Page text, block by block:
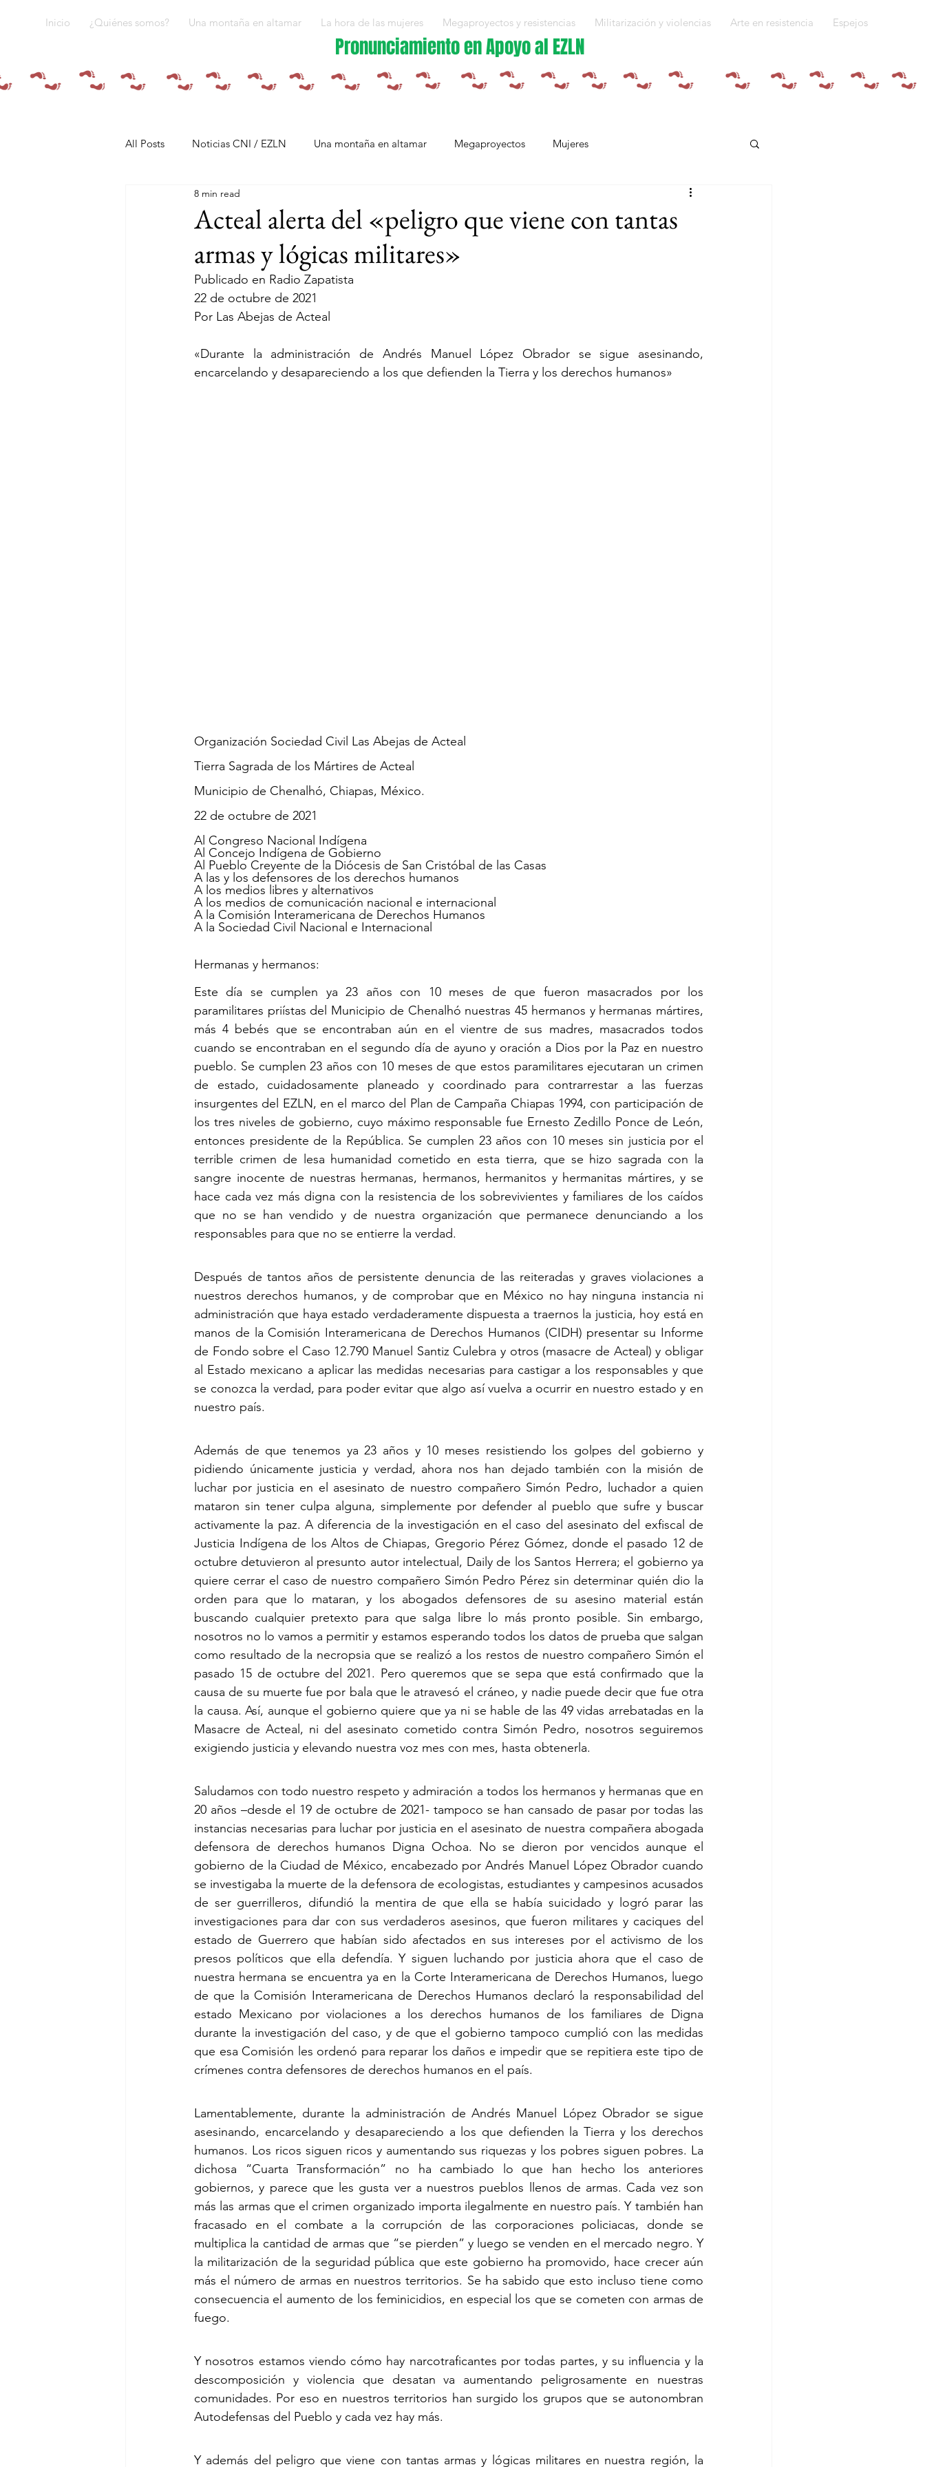
Inicio ¿Quiénes somos? Una montaña en altamar La hora de las mujeres Megaproyectos y resistencias Militarización y violencias Arte en resistencia Espejos
Pronunciamiento en Apoyo al EZLN
All Posts Noticias CNI / EZLN Una montaña en altamar Megaproyectos Mujeres
Pandemia y pueblos indígenas Quiénes somos
Resistencias Tren Maya Plan Integral Morelos Capítulo Europa
Acteal alerta del «peligro que viene con tantas
armas y lógicas militares»
8 min read
Publicado en Radio Zapatista
22 de octubre de 2021
Por Las Abejas de Acteal
«Durante la administración de Andrés Manuel López Obrador se sigue asesinando,
encarcelando y desapareciendo a los que defienden la Tierra y los derechos humanos»
Organización Sociedad Civil Las Abejas de Acteal
Tierra Sagrada de los Mártires de Acteal
Municipio de Chenalhó, Chiapas, México.
22 de octubre de 2021
Al Congreso Nacional Indígena
Al Concejo Indígena de Gobierno
Al Pueblo Creyente de la Diócesis de San Cristóbal de las Casas
A las y los defensores de los derechos humanos
A los medios libres y alternativos
A los medios de comunicación nacional e internacional
A la Comisión Interamericana de Derechos Humanos
A la Sociedad Civil Nacional e Internacional
Hermanas y hermanos:
Este día se cumplen ya 23 años con 10 meses de que fueron masacrados por los
paramilitares priístas del Municipio de Chenalhó nuestras 45 hermanos y hermanas mártires,
más 4 bebés que se encontraban aún en el vientre de sus madres, masacrados todos
cuando se encontraban en el segundo día de ayuno y oración a Dios por la Paz en nuestro
pueblo. Se cumplen 23 años con 10 meses de que estos paramilitares ejecutaran un crimen
de estado, cuidadosamente planeado y coordinado para contrarrestar a las fuerzas
insurgentes del EZLN, en el marco del Plan de Campaña Chiapas 1994, con participación de
los tres niveles de gobierno, cuyo máximo responsable fue Ernesto Zedillo Ponce de León,
entonces presidente de la República. Se cumplen 23 años con 10 meses sin justicia por el
terrible crimen de lesa humanidad cometido en esta tierra, que se hizo sagrada con la
sangre inocente de nuestras hermanas, hermanos, hermanitos y hermanitas mártires, y se
hace cada vez más digna con la resistencia de los sobrevivientes y familiares de los caídos
que no se han vendido y de nuestra organización que permanece denunciando a los
responsables para que no se entierre la verdad.
Después de tantos años de persistente denuncia de las reiteradas y graves violaciones a
nuestros derechos humanos, y de comprobar que en México no hay ninguna instancia ni
administración que haya estado verdaderamente dispuesta a traernos la justicia, hoy está en
manos de la Comisión Interamericana de Derechos Humanos (CIDH) presentar su Informe
de Fondo sobre el Caso 12.790 Manuel Santiz Culebra y otros (masacre de Acteal) y obligar
al Estado mexicano a aplicar las medidas necesarias para castigar a los responsables y que
se conozca la verdad, para poder evitar que algo así vuelva a ocurrir en nuestro estado y en
nuestro país.
Además de que tenemos ya 23 años y 10 meses resistiendo los golpes del gobierno y
pidiendo únicamente justicia y verdad, ahora nos han dejado también con la misión de
luchar por justicia en el asesinato de nuestro compañero Simón Pedro, luchador a quien
mataron sin tener culpa alguna, simplemente por defender al pueblo que sufre y buscar
activamente la paz. A diferencia de la investigación en el caso del asesinato del exfiscal de
Justicia Indígena de los Altos de Chiapas, Gregorio Pérez Gómez, donde el pasado 12 de
octubre detuvieron al presunto autor intelectual, Daily de los Santos Herrera; el gobierno ya
quiere cerrar el caso de nuestro compañero Simón Pedro Pérez sin determinar quién dio la
orden para que lo mataran, y los abogados defensores de su asesino material están
buscando cualquier pretexto para que salga libre lo más pronto posible. Sin embargo,
nosotros no lo vamos a permitir y estamos esperando todos los datos de prueba que salgan
como resultado de la necropsia que se realizó a los restos de nuestro compañero Simón el
pasado 15 de octubre del 2021. Pero queremos que se sepa que está confirmado que la
causa de su muerte fue por bala que le atravesó el cráneo, y nadie puede decir que fue otra
la causa. Así, aunque el gobierno quiere que ya ni se hable de las 49 vidas arrebatadas en la
Masacre de Acteal, ni del asesinato cometido contra Simón Pedro, nosotros seguiremos
exigiendo justicia y elevando nuestra voz mes con mes, hasta obtenerla.
Saludamos con todo nuestro respeto y admiración a todos los hermanos y hermanas que en
20 años –desde el 19 de octubre de 2021- tampoco se han cansado de pasar por todas las
instancias necesarias para luchar por justicia en el asesinato de nuestra compañera abogada
defensora de derechos humanos Digna Ochoa. No se dieron por vencidos aunque el
gobierno de la Ciudad de México, encabezado por Andrés Manuel López Obrador cuando
se investigaba la muerte de la defensora de ecologistas, estudiantes y campesinos acusados
de ser guerrilleros, difundió la mentira de que ella se había suicidado y logró parar las
investigaciones para dar con sus verdaderos asesinos, que fueron militares y caciques del
estado de Guerrero que habían sido afectados en sus intereses por el activismo de los
presos políticos que ella defendía. Y siguen luchando por justicia ahora que el caso de
nuestra hermana se encuentra ya en la Corte Interamericana de Derechos Humanos, luego
de que la Comisión Interamericana de Derechos Humanos declaró la responsabilidad del
estado Mexicano por violaciones a los derechos humanos de los familiares de Digna
durante la investigación del caso, y de que el gobierno tampoco cumplió con las medidas
que esa Comisión les ordenó para reparar los daños e impedir que se repitiera este tipo de
crímenes contra defensores de derechos humanos en el país.
Lamentablemente, durante la administración de Andrés Manuel López Obrador se sigue
asesinando, encarcelando y desapareciendo a los que defienden la Tierra y los derechos
humanos. Los ricos siguen ricos y aumentando sus riquezas y los pobres siguen pobres. La
dichosa “Cuarta Transformación” no ha cambiado lo que han hecho los anteriores
gobiernos, y parece que les gusta ver a nuestros pueblos llenos de armas. Cada vez son
más las armas que el crimen organizado importa ilegalmente en nuestro país. Y también han
fracasado en el combate a la corrupción de las corporaciones policiacas, donde se
multiplica la cantidad de armas que “se pierden” y luego se venden en el mercado negro. Y
la militarización de la seguridad pública que este gobierno ha promovido, hace crecer aún
más el número de armas en nuestros territorios. Se ha sabido que esto incluso tiene como
consecuencia el aumento de los feminicidios, en especial los que se cometen con armas de
fuego.
Y nosotros estamos viendo cómo hay narcotraficantes por todas partes, y su influencia y la
descomposición y violencia que desatan va aumentando peligrosamente en nuestras
comunidades. Por eso en nuestros territorios han surgido los grupos que se autonombran
Autodefensas del Pueblo y cada vez hay más.
Y además del peligro que viene con tantas armas y lógicas militares en nuestra región, la